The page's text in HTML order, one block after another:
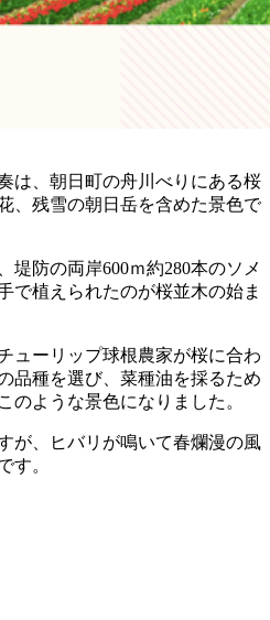
は、朝日町の舟川べりにある桜
、残雪の朝日岳を含めた景色で
堤防の両岸600ｍ約280本のソメ
で植えられたのが桜並木の始ま
ューリップ球根農家が桜に合わ
品種を選び、菜種油を採るため
のような景色になりました。
が、ヒバリが鳴いて春爛漫の風
す。